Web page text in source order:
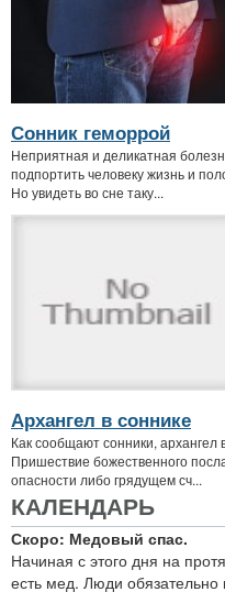
Сонник геморрой
Неприятная и деликатная
подпортить человеку жизнь и
Но увидеть во сне таку...
Архангел в соннике
Как сообщают сонники, архангел
Пришествие божественного
опасности либо грядущем сч...
КАЛЕНДАРЬ
Скоро: Медовый спас.
Начиная с этого дня на
есть мед. Люди обязательно